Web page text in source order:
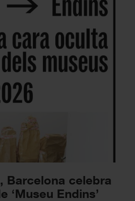
Barcelona celebra
‘Museu Endins’